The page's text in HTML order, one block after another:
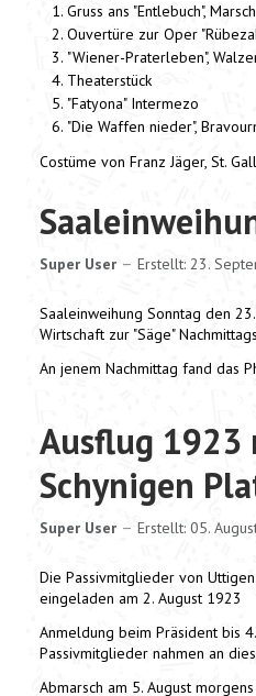
Gruss ans "Entlebuch", Marsch
Ouvertüre zur Oper
"Wiener-Praterleben",
Theaterstück
"Fatyona" Intermezo
"Die Waffen nieder",
Costüme von Franz Jäger, St.
Super User Erstellt: 23.
Saaleinweihung Sonntag den
Wirtschaft zur "Säge"
An jenem Nachmittag fand das
Ausflug 1923
Schynigen
Super User Erstellt: 05.
Die Passivmitglieder von
eingeladen am 2. August 1923
Anmeldung beim Präsident bis
Passivmitglieder nahmen an
Abmarsch am 5. August